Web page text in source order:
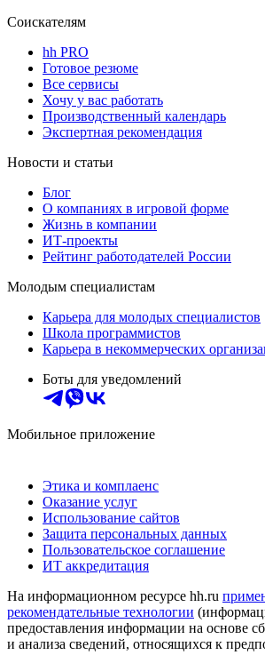
Соискателям
hh PRO
Готовое резюме
Все сервисы
Хочу у вас работать
Производственный календарь
Экспертная рекомендация
Новости и статьи
Блог
О компаниях в игровой форме
Жизнь в компании
ИТ-проекты
Рейтинг работодателей России
Молодым специалистам
Карьера для молодых специалистов
Школа программистов
Карьера в некоммерческих
Боты для уведомлений
Мобильное приложение
Этика и комплаенс
Оказание услуг
Использование сайтов
Защита персональных данных
Пользовательское соглашение
ИТ аккредитация
На информационном ресурсе hh.ru
рекомендательные технологии
предоставления информации на основе
и анализа сведений, относящихся к